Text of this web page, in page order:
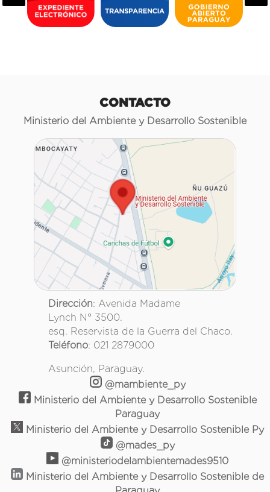
CONTACTO
Ministerio del Ambiente y Desarrollo Sostenible
Dirección: Avenida Madame
Lynch N° 3500.
esq. Reservista de la Guerra del Chaco.
Teléfono: 021 2879000
Asunción, Paraguay.
@mambiente_py
Ministerio del Ambiente y Desarrollo Sostenible
Paraguay
Ministerio del Ambiente y Desarrollo Sostenible Py
@mades_py
@ministeriodelambientemades9510
Ministerio del Ambiente y Desarrollo Sostenible de